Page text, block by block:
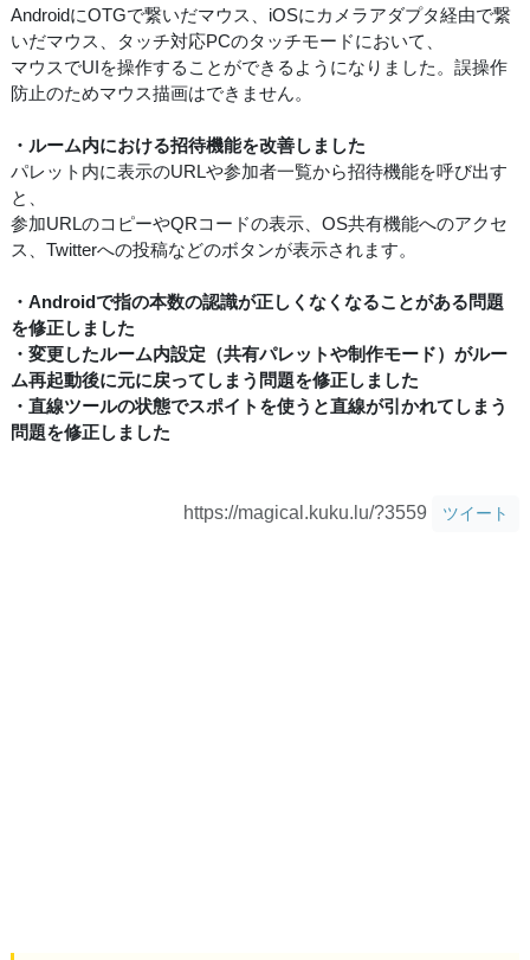
AndroidにOTGで繋いだマウス、iOSにカメラアダプタ経由で繋
いだマウス、タッチ対応PCのタッチモードにおいて、
マウスでUIを操作することができるようになりました。誤操作
防止のためマウス描画はできません。
・ルーム内における招待機能を改善しました
パレット内に表示のURLや参加者一覧から招待機能を呼び出す
と、
参加URLのコピーやQRコードの表示、OS共有機能へのアクセ
ス、Twitterへの投稿などのボタンが表示されます。
・Androidで指の本数の認識が正しくなくなることがある問題
を修正しました
・変更したルーム内設定（共有パレットや制作モード）がルー
ム再起動後に元に戻ってしまう問題を修正しました
・直線ツールの状態でスポイトを使うと直線が引かれてしまう
問題を修正しました
https://magical.kuku.lu/?3559 ツイート